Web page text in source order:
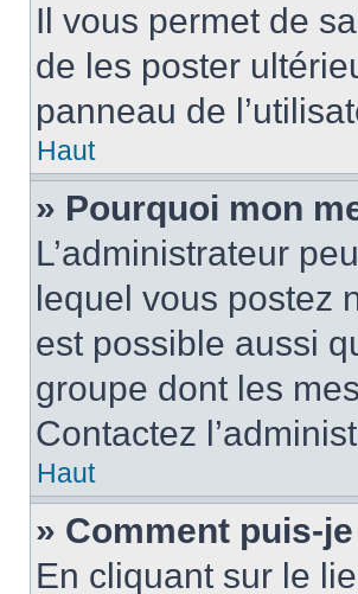
Il vous permet de
de les poster
panneau de
Haut
» Pourquoi mon
L’administrateur
lequel vous postez
est possible aussi
groupe dont les
Contactez
Haut
» Comment puis-
En cliquant sur le